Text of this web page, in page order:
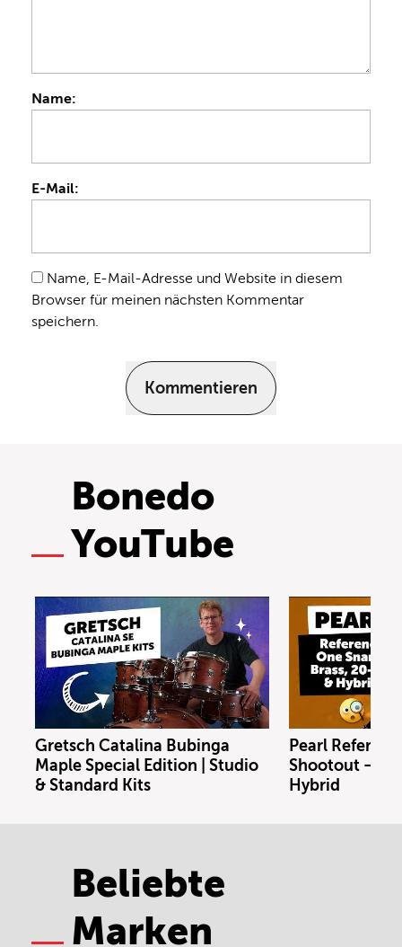
Name:
E-Mail:
Name, E-Mail-Adresse und Website in diesem
Browser für meinen nächsten Kommentar
speichern.
Kommentieren
Bonedo
YouTube
Gretsch Catalina Bubinga
Maple Special Edition | Studio
& Standard Kits
Pearl
Shootout –
Hybrid
Beliebte
Marken